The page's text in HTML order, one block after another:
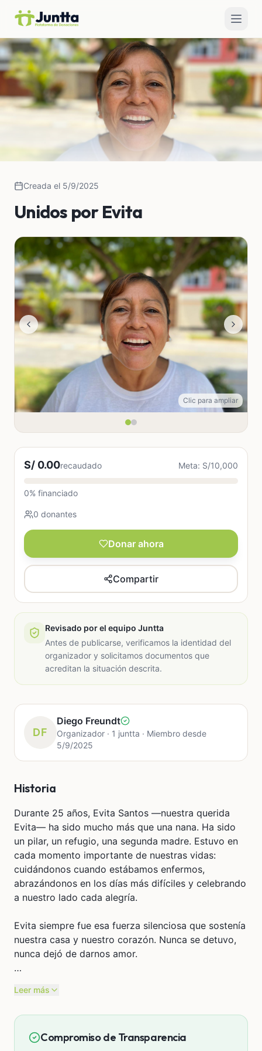
Creada el 5/9/2025
Unidos por Evita
Clic para ampliar
S/ 0.00recaudado Meta: S/10,000
0% financiado
0 donantes
Donar ahora
Compartir
Revisado por el equipo Juntta
Antes de publicarse, verificamos la identidad del
organizador y solicitamos documentos que
acreditan la situación descrita.
DF
Diego Freundt
Organizador · 1 juntta · Miembro desde
5/9/2025
Historia
Durante 25 años, Evita Santos —nuestra querida
Evita— ha sido mucho más que una nana. Ha sido
un pilar, un refugio, una segunda madre. Estuvo en
cada momento importante de nuestras vidas:
cuidándonos cuando estábamos enfermos,
abrazándonos en los días más difíciles y celebrando
a nuestro lado cada alegría.
Evita siempre fue esa fuerza silenciosa que sostenía
nuestra casa y nuestro corazón. Nunca se detuvo,
nunca dejó de darnos amor.
pasando por el momento más duro de su vida. La
no puede trabajar, ni mantener a su familia, ni seguir
con su vida. Y, como si fuera poco, hace poco
Leer más
Compromiso de Transparencia